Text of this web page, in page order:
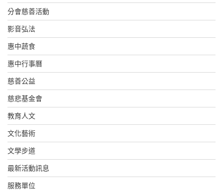
分會慈善活動
影音弘法
惠中蔬食
惠中行事曆
慈善公益
慈悲基金會
教育人文
文化藝術
文學步道
最新活動訊息
服務單位